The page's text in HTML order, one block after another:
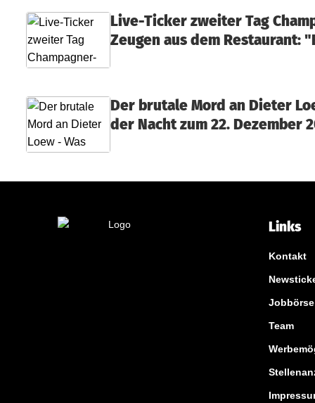
Live-Ticker zweiter Tag
Zeugen aus dem Restaurant:
Der brutale Mord an Dieter
der Nacht zum 22. Dezember
Links
Kontakt
Jobbörse
Team